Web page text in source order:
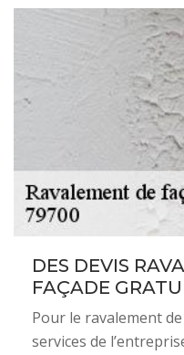
DES DEVIS
FAÇADE
Pour le ravalement
services de